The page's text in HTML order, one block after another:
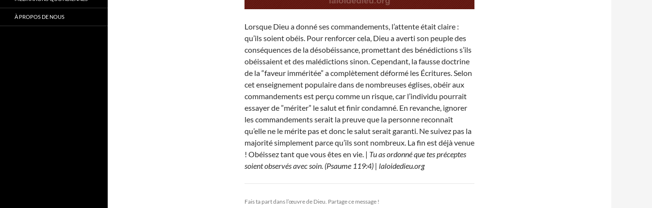
Lorsque Dieu a donné ses commandements, l’attente était claire :
qu’ils soient obéis. Pour renforcer cela, Dieu a averti son peuple des
conséquences de la désobéissance, promettant des bénédictions s’ils
obéissaient et des malédictions sinon. Cependant, la fausse doctrine
de la “faveur imméritée” a complètement déformé les Écritures. Selon
cet enseignement populaire dans de nombreuses églises, obéir aux
commandements est perçu comme un risque, car l’individu pourrait
essayer de ”mériter” le salut et finir condamné. En revanche, ignorer
les commandements serait la preuve que la personne reconnaît
qu’elle ne le mérite pas et donc le salut serait garanti. Ne suivez pas la
majorité simplement parce qu’ils sont nombreux. La fin est déjà venue
! Obéissez tant que vous êtes en vie. | Tu as ordonné que tes préceptes
soient observés avec soin. (Psaume 119:4) | laloidedieu.org
Fais ta part dans l’œuvre de Dieu. Partage ce message !
À PROPOS DE NOUS